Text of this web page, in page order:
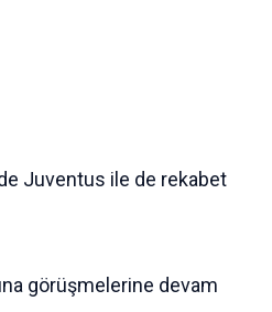
Juventus ile de rekabet
görüşmelerine devam